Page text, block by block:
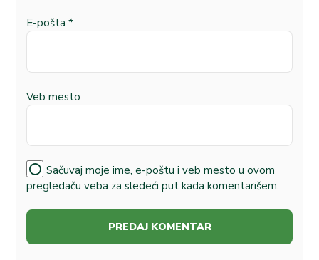
E-pošta *
Veb mesto
Sačuvaj moje ime, e-poštu i veb mesto u ovom
pregledaču veba za sledeći put kada komentarišem.